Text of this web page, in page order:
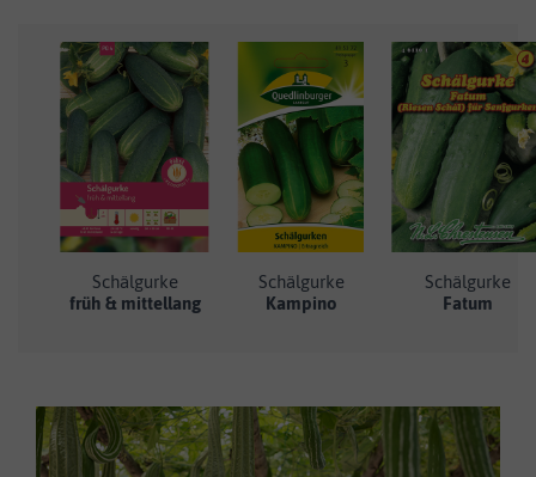
Schälgurke
früh & mittellang
Schälgurke
Kampino
Schälgurke
Fatum